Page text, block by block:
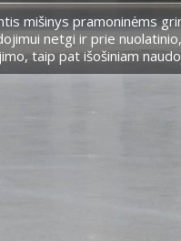
mišinys pramoninėms
netgi ir prie
taip pat išošiniam